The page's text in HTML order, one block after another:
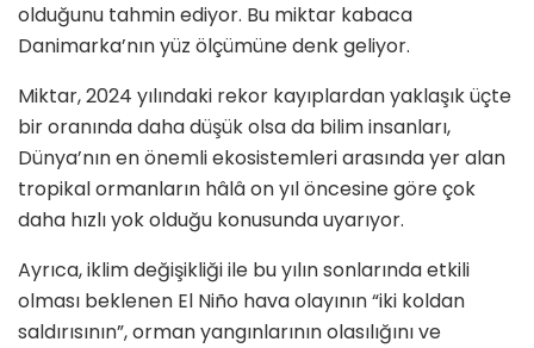
olduğunu tahmin ediyor. Bu miktar kabaca
Danimarka’nın yüz ölçümüne denk geliyor.
Miktar, 2024 yılındaki rekor kayıplardan yaklaşık üçte
bir oranında daha düşük olsa da bilim insanları,
Dünya’nın en önemli ekosistemleri arasında yer alan
tropikal ormanların hâlâ on yıl öncesine göre çok
daha hızlı yok olduğu konusunda uyarıyor.
Ayrıca, iklim değişikliği ile bu yılın sonlarında etkili
olması beklenen El Niño hava olayının “iki koldan
saldırısının”, orman yangınlarının olasılığını ve